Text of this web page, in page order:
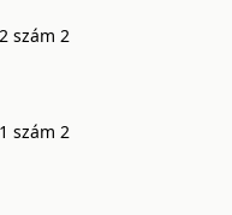
szám 2
szám 2